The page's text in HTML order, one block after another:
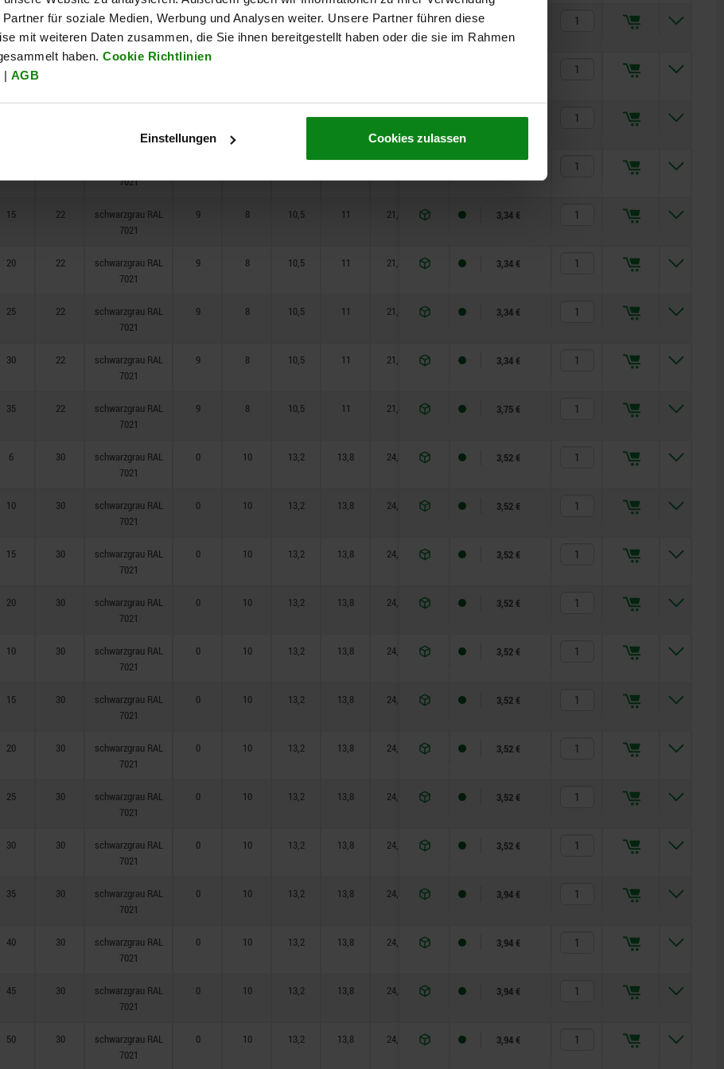
für soziale Medien, Werbung und Analysen weiter. Unsere Partner führen diese
mit weiteren Daten zusammen, die Sie ihnen bereitgestellt haben oder die sie im Rahmen
haben. Cookie Richtlinien
| AGB
Einstellungen Cookies zulassen
25 22
schwarzgrau RAL
7021
9 8 10,5 11 21,4 4 27,5
30 27,5
11 21,4 4 12,4 27,5
3,75 €
7021
27,5
15 22
schwarzgrau RAL
7021
9 8 10,5 11 21,4 12,4 27,5
3,34 €
20 22
schwarzgrau RAL
7021
9 8 10,5 11 21,4 12,4 27,5
3,34 €
25 22
schwarzgrau RAL
7021
9 8 10,5 11 21,4 12,4 27,5
3,34 €
30 22
schwarzgrau RAL
7021
9 8 10,5 11 21,4 12,4 27,5
3,34 €
35 22
schwarzgrau RAL
7021
9 8 10,5 11 21,4 12,4 27,5
3,75 €
6 30
schwarzgrau RAL
7021
0 10 13,2 13,8 24,5 15,5 36,9
3,52 €
10 30
schwarzgrau RAL
7021
0 10 13,2 13,8 24,5 15,5 36,9
3,52 €
15 30
schwarzgrau RAL
7021
0 10 13,2 13,8 24,5 15,5 36,9
3,52 €
20 30
schwarzgrau RAL
7021
0 10 13,2 13,8 24,5 15,5 36,9
3,52 €
10 30
schwarzgrau RAL
7021
0 10 13,2 13,8 24,5 15,5 36,9
3,52 €
15 30
schwarzgrau RAL
7021
0 10 13,2 13,8 24,5 15,5 36,9
3,52 €
20 30
schwarzgrau RAL
7021
0 10 13,2 13,8 24,5 15,5 36,9
3,52 €
25 30
schwarzgrau RAL
7021
0 10 13,2 13,8 24,5 15,5 36,9
3,52 €
30 30
schwarzgrau RAL
7021
0 10 13,2 13,8 24,5 15,5 36,9
3,52 €
35 30
schwarzgrau RAL
7021
0 10 13,2 13,8 24,5 15,5 36,9
3,94 €
40 30
schwarzgrau RAL
7021
0 10 13,2 13,8 24,5 15,5 36,9
3,94 €
45 30
schwarzgrau RAL
7021
0 10 13,2 13,8 24,5 15,5 36,9
3,94 €
50 30
schwarzgrau RAL
7021
0 10 13,2 13,8 24,5 15,5 36,9
3,94 €